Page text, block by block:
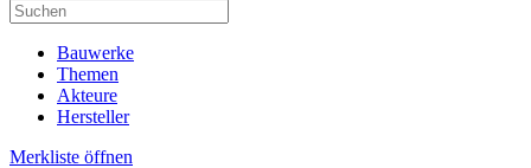
Bauwerke
Themen
Akteure
Hersteller
Merkliste öffnen